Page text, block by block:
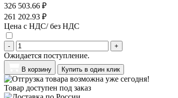
326 503.66 ₽
261 202.93 ₽
Цена с НДС/ без НДС
- +
Ожидается поступление.
В корзину Купить в один клик
Товар доступен под заказ